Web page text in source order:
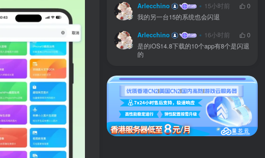
Arlecchino 15小时前
0
我的另一台15的系统也会闪退
Arlecchino 16小时前
0
是的iOS14.8下载的10个app有8个是闪退
的